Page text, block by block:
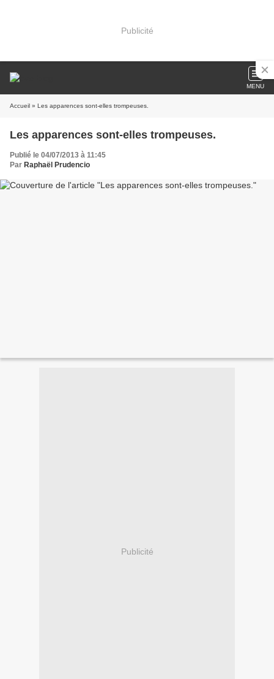
Publicité
MENU
Accueil » Les apparences sont-elles trompeuses.
Les apparences sont-elles trompeuses.
Publié le 04/07/2013 à 11:45
Par Raphaël Prudencio
Publicité